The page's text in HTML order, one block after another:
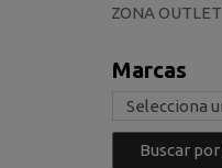
ZONA OUTLET
Marcas